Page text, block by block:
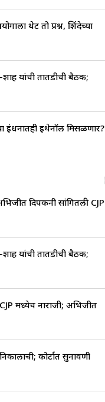
थेट तो प्रश्न, शिंदेच्या
यांची तातडीची बैठक;
इंधनातही इथेनॉल मिसळणार?
दिपकेंनी सांगितली CJP
यांची तातडीची बैठक;
मध्येच नाराजी; अभिजीत
कोर्टात सुनावणी